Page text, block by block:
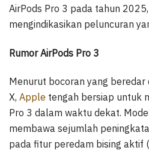
AirPods Pro 3 pada tahun
mengindikasikan peluncuran
Rumor AirPods Pro 3
Menurut bocoran yang
X, Apple tengah bersiap untuk
Pro 3 dalam waktu dekat.
membawa sejumlah
pada fitur peredam bising aktif